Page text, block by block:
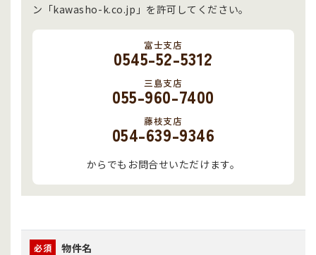
ン「kawasho-k.co.jp」を許可してください。
富士支店
0545-52-5312
三島支店
055-960-7400
藤枝支店
054-639-9346
からでもお問合せいただけます。
必須 物件名